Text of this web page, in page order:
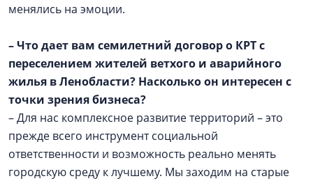
менялись на эмоции.
– Что дает вам семилетний договор о КРТ с
переселением жителей ветхого и аварийного
жилья в Ленобласти? Насколько он интересен с
точки зрения бизнеса?
– Для нас комплексное развитие территорий – это
прежде всего инструмент социальной
ответственности и возможность реально менять
городскую среду к лучшему. Мы заходим на старые